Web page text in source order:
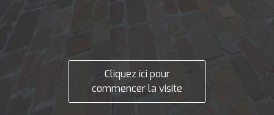
Cliquez ici pour
commencer la visite